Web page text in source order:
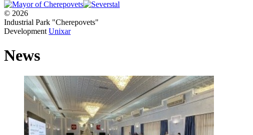
© 2026
Industrial Park "Cherepovets"
Development Unixar
News